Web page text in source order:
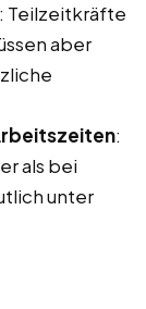
: Teilzeitkräfte
aber
:
als bei
unter